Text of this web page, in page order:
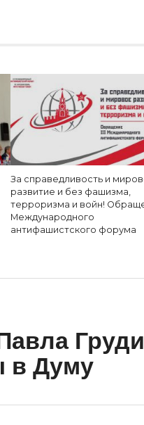
За справедливость и
развитие и без фашизма,
терроризма и войн!
Международного
антифашистского форума
в Думу